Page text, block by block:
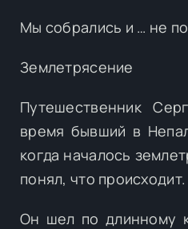
Мы собрались и … не
Землетрясение
Путешественник
время бывший в
когда началось
понял, что происходит.
Он шел по длинному